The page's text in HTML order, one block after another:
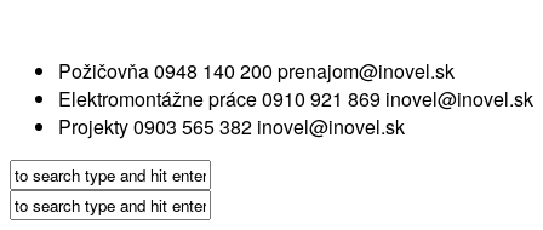
Požičovňa0948 140 200 prenajom@inovel.sk
Elektromontážne práce0910 921 869 inovel@inovel.sk
Projekty0903 565 382 inovel@inovel.sk